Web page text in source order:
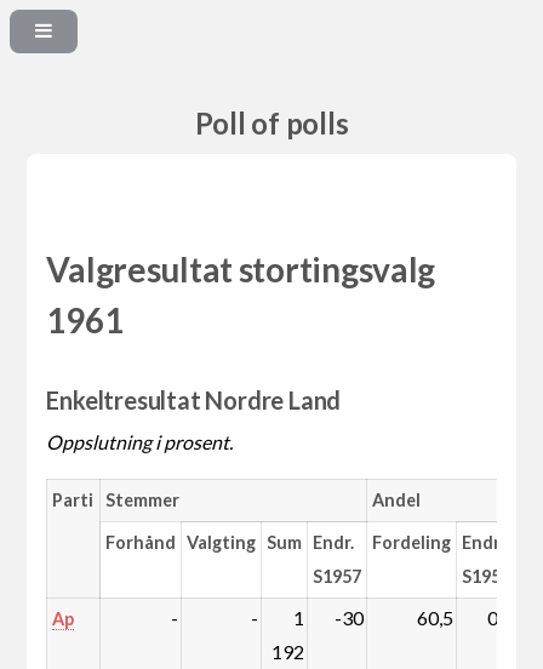
Poll of polls
Valgresultat stortingsvalg
1961
Enkeltresultat Nordre Land
Oppslutning i prosent.
Parti Stemmer Andel
Forhånd Valgting Sum Endr.
S1957
Fordeling Endr.
S1957
Ap - -
1
192
-30 60,5 0,7